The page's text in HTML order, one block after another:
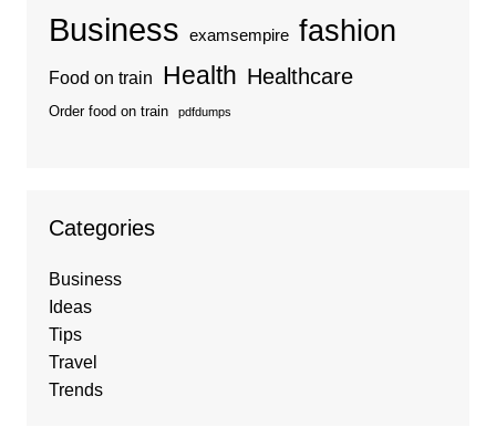
Business examsempire fashion
Food on train Health Healthcare
Order food on train pdfdumps
Categories
Business
Ideas
Tips
Travel
Trends